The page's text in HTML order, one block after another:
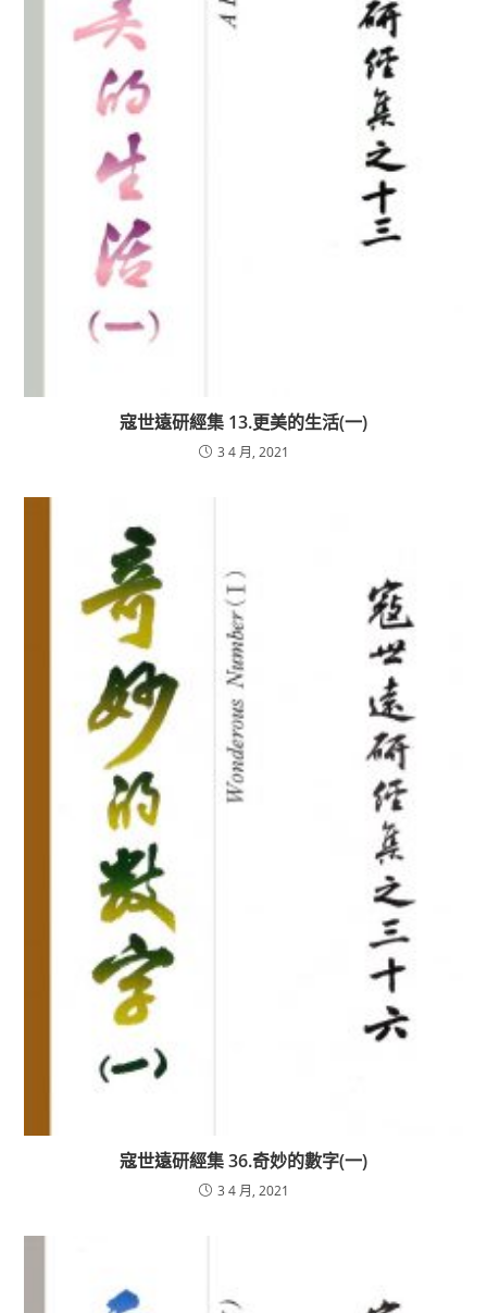
寇世遠研經集 13.更美的生活(一)
3 4 月, 2021
寇世遠研經集 36.奇妙的數字(一)
3 4 月, 2021